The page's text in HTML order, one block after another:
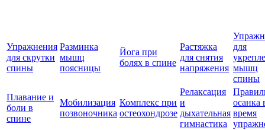
Упражнения
для скрутки
спины
Разминка
мышц
поясницы
Йога при
болях в спине
Растяжка
для снятия
напряжения
для
мышц
спины
Плавание и
боли в
спине
Мобилизация
позвоночника
Комплекс при
остеохондрозе
Релаксация
и
дыхательная
гимнастика
осанка
время